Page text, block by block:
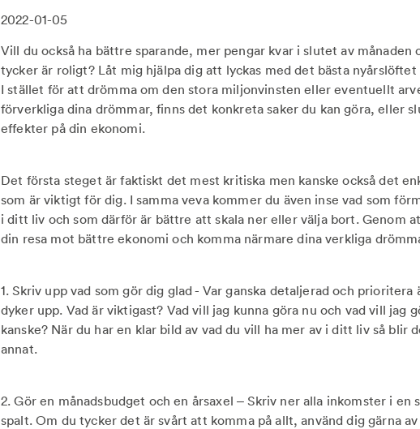
2022-01-05
Vill du också ha bättre sparande, mer pengar kvar i slutet av månaden
tycker är roligt? Låt mig hjälpa dig att lyckas med det bästa
I stället för att drömma om den stora miljonvinsten eller eventuellt
förverkliga dina drömmar, finns det konkreta saker du kan göra, eller
effekter på din ekonomi.
Det första steget är faktiskt det mest kritiska men kanske också det
som är viktigt för dig. I samma veva kommer du även inse vad som
i ditt liv och som därför är bättre att skala ner eller välja bort. Genom
din resa mot bättre ekonomi och komma närmare dina verkliga
1. Skriv upp vad som gör dig glad - Var ganska detaljerad och prioritera
dyker upp. Vad är viktigast? Vad vill jag kunna göra nu och vad vill jag
kanske? När du har en klar bild av vad du vill ha mer av i ditt liv så
annat.
2. Gör en månadsbudget och en årsaxel – Skriv ner alla inkomster i en
spalt. Om du tycker det är svårt att komma på allt, använd dig gärna